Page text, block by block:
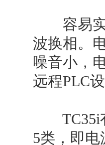
容易实
波换相。
噪音小，
远程PLC
TC35i有
5类，即